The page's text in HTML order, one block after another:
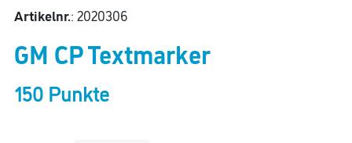
Artikelnr.: 2020306
GM CP Textmarker
150 Punkte